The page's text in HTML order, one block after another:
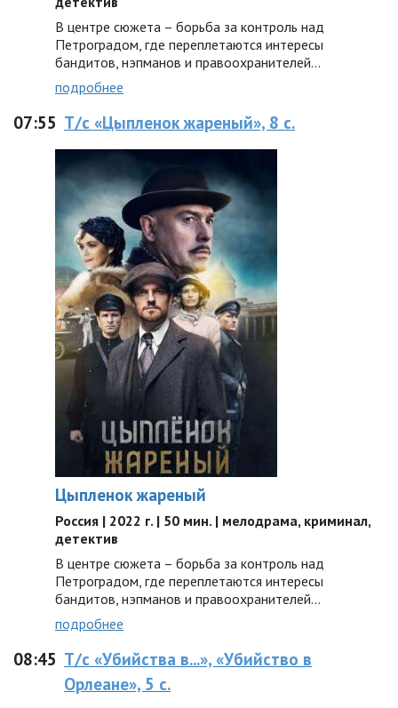
В центре сюжета – борьба за контроль над
Петроградом, где переплетаются интересы
бандитов, нэпманов и правоохранителей…
подробнее
07:55 Т/с «Цыпленок жареный», 8 с.
Цыпленок жареный
Россия | 2022 г. | 50 мин. | мелодрама, криминал,
детектив
В центре сюжета – борьба за контроль над
Петроградом, где переплетаются интересы
бандитов, нэпманов и правоохранителей…
подробнее
08:45 Т/с «Убийства в...», «Убийство в
Орлеане», 5 с.